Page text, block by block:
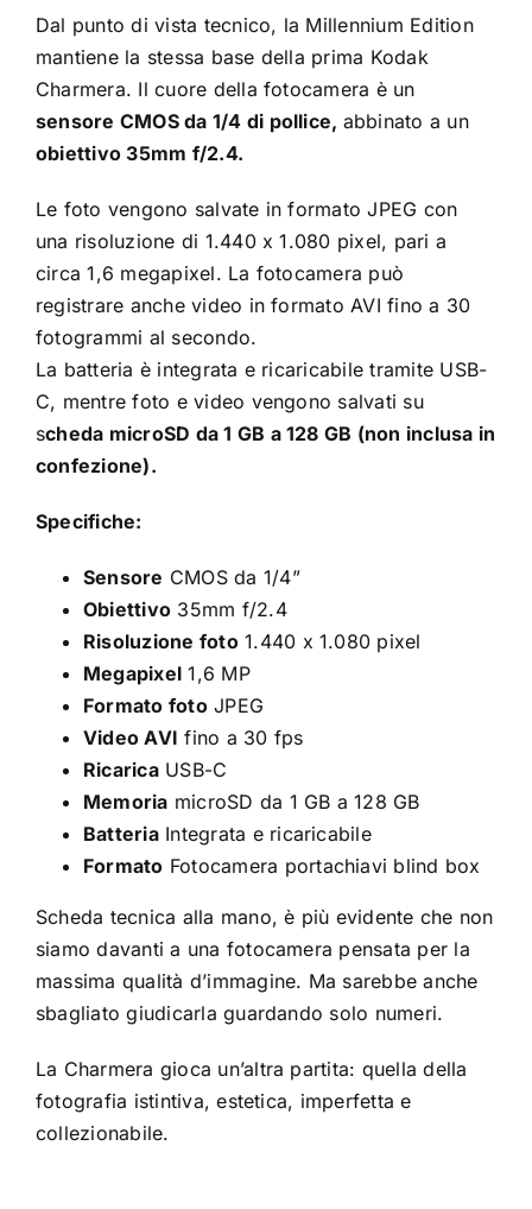
Dal punto di vista tecnico, la Millennium Edition
mantiene la stessa base della prima Kodak
Charmera. Il cuore della fotocamera è un
sensore CMOS da 1/4 di pollice, abbinato a un
obiettivo 35mm f/2.4.
Le foto vengono salvate in formato JPEG con
una risoluzione di 1.440 x 1.080 pixel, pari a
circa 1,6 megapixel. La fotocamera può
registrare anche video in formato AVI fino a 30
fotogrammi al secondo.
La batteria è integrata e ricaricabile tramite USB-
C, mentre foto e video vengono salvati su
scheda microSD da 1 GB a 128 GB (non inclusa in
confezione).
Specifiche:
Sensore CMOS da 1/4”
Obiettivo 35mm f/2.4
Risoluzione foto1.440 x 1.080 pixel
Megapixel 1,6 MP
Formato fotoJPEG
Video AVI fino a 30 fps
RicaricaUSB-C
Memoria microSD da 1 GB a 128 GB
BatteriaIntegrata e ricaricabile
Formato Fotocamera portachiavi blind box
Scheda tecnica alla mano, è più evidente che non
siamo davanti a una fotocamera pensata per la
massima qualità d’immagine. Ma sarebbe anche
sbagliato giudicarla guardando solo numeri.
La Charmera gioca un’altra partita: quella della
fotografia istintiva, estetica, imperfetta e
collezionabile.